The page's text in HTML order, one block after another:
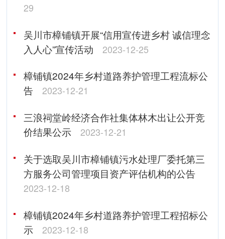
29
吴川市樟铺镇开展“信用宣传进乡村 诚信理念
入人心”宣传活动
2023-12-25
樟铺镇2024年乡村道路养护管理工程流标公
告
2023-12-21
三浪祠堂岭经济合作社集体林木出让公开竞
价结果公示
2023-12-21
关于选取吴川市樟铺镇污水处理厂委托第三
方服务公司管理项目资产评估机构的公告
2023-12-18
樟铺镇2024年乡村道路养护管理工程招标公
示
2023-12-18